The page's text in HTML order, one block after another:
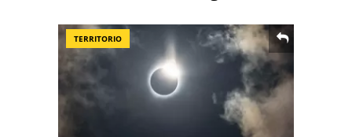
TERRITORIO